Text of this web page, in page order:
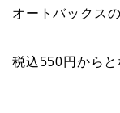
オートバックス
税込550円からと